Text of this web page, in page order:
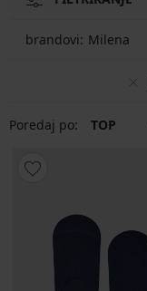
brandovi: Milena
Poredaj po: TOP